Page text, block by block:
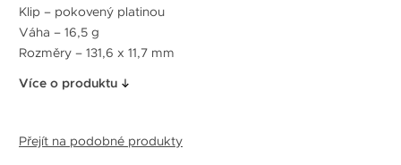
Klip – pokovený platinou
Váha – 16,5 g
Rozměry – 131,6 x 11,7 mm
Více o produktu
Přejít na podobné produkty